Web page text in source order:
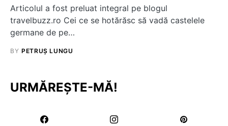
Articolul a fost preluat integral pe blogul
travelbuzz.ro Cei ce se hotărăsc să vadă castelele
germane de pe…
BY PETRUȘ LUNGU
URMĂREȘTE-MĂ!